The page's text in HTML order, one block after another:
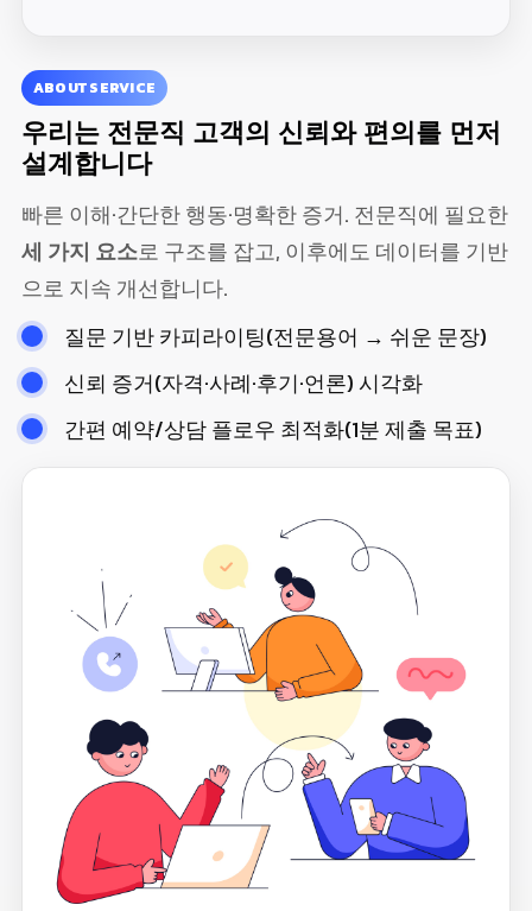
ABOUT SERVICE
우리는 전문직 고객의 신뢰와 편의 를 먼저
설계합니다
빠른 이해·간단한 행동·명확한 증거. 전문직에 필요한
세 가지 요소로 구조를 잡고, 이후에도 데이터를 기반
으로 지속 개선합니다.
질문 기반 카피라이팅(전문용어 → 쉬운 문장)
신뢰 증거(자격·사례·후기·언론) 시각화
간편 예약/상담 플로우 최적화(1분 제출 목표)